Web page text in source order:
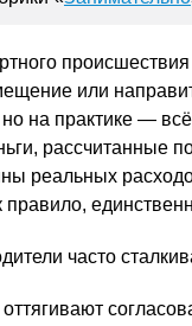
или
на практике —
рассчитанные
реальных
правило,
часто